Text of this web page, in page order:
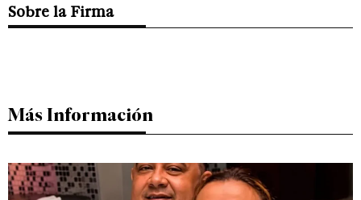
Sobre la Firma
Más Información